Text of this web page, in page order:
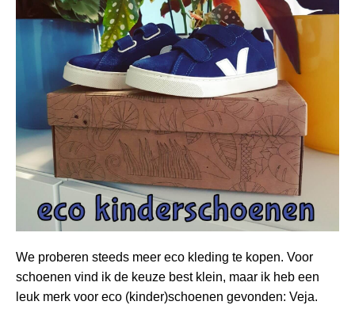
We proberen steeds meer eco kleding te kopen. Voor
schoenen vind ik de keuze best klein, maar ik heb een
leuk merk voor eco (kinder)schoenen gevonden: Veja.